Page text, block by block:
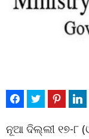
ନୂଆ ଦିଲ୍ଲୀ ୧୭-୮